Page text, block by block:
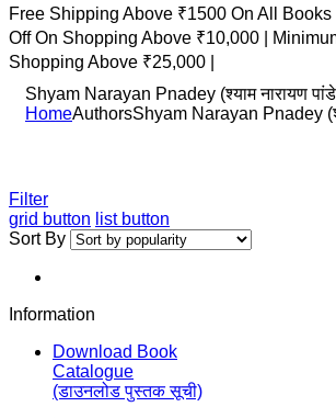
Free Shipping Above ₹1500 On All Books |
Off On Shopping Above ₹10,000 |
Shopping Above ₹25,000 |
Shyam Narayan Pnadey (श्याम नारायण
HomeAuthorsShyam Narayan Pnadey
Filter
grid button list button
Sort By
Information
Download Book
Catalogue
(डाउनलोड पुस्तक सूची)